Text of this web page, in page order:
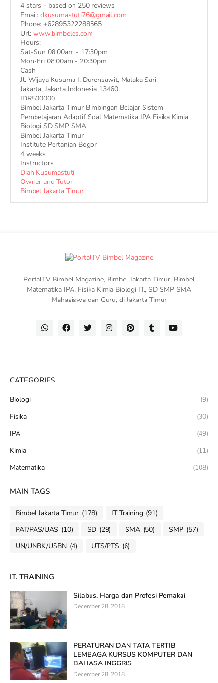
4stars - based on 250reviews
Email: dkusumastuti76@gmail.com
Phone: +62895322288565
Url: www.bimbeles.com
Hours:
Sat-Sun 08:00am - 17:30pm
Mon-Fri 08:00am - 20:30pm
Cash
Jl. Wijaya Kusuma I, Durensawit, Malaka Sari
Jakarta, Jakarta Indonesia 13460
IDR500000
Bimbel Jakarta Timur Bimbingan Belajar Sistem
Pembelajaran Adaptif Soal Matematika IPA Fisika Kimia
Biologi SD SMP SMA
Bimbel Jakarta Timur
Institute Pertanian Bogor
4 weeks
Instructors
Diah Kusumastuti
Owner and Tutor
Bimbel Jakarta Timur
PortalTV Bimbel Magazine, Bimbel Jakarta Timur, Bimbel
Matematika IPA, Fisika Kimia Biologi IT., SD SMP SMA
Mahasiswa dan Guru, di Jakarta Timur
CATEGORIES
Biologi
(9)
Fisika
(30)
IPA
(49)
Kimia
(11)
Matematika
(108)
MAIN TAGS
Bimbel Jakarta Timur (178) IT Training (91)
PAT/PAS/UAS (10) SD (29) SMA (50) SMP (57)
UN/UNBK/USBN (4) UTS/PTS (6)
IT. TRAINING
Silabus, Harga dan Profesi Pemakai
December 28, 2018
PERATURAN DAN TATA TERTIB
LEMBAGA KURSUS KOMPUTER DAN
BAHASA INGGRIS
December 28, 2018